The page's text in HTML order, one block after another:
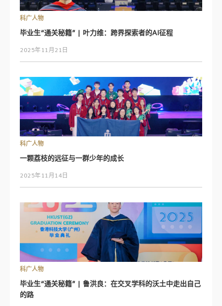
科广人物
毕业生“通关秘籍” | 叶力维：跨界探索者的AI征程
2025年11月21日
科广人物
一颗荔枝的远征与一群少年的成长
2025年11月14日
科广人物
毕业生“通关秘籍” | 鲁洪良：在交叉学科的沃土中走出自己
的路